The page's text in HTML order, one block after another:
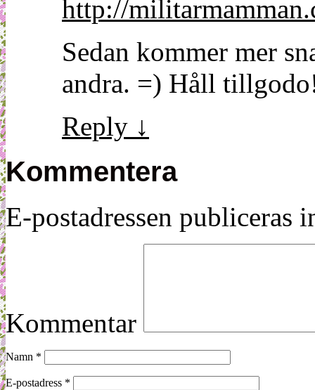
http://
Sedan kommer mer
andra. =) Håll
Reply ↓
Kommentera
E-postadressen publiceras
Kommentar
Namn *
E-postadress *